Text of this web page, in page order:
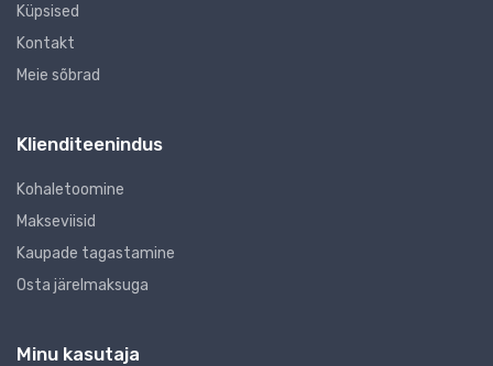
Küpsised
Kontakt
Meie sõbrad
Klienditeenindus
Kohaletoomine
Makseviisid
Kaupade tagastamine
Osta järelmaksuga
Minu kasutaja